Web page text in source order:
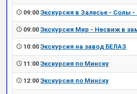
09:00 Экскурсия в Залесье - Солы -
09:00 Экскурсия Мир - Несвиж в
10:00 Экскурсия на завод БЕЛАЗ
11:00 Экскурсия по Минску
12:00 Экскурсия по Минску